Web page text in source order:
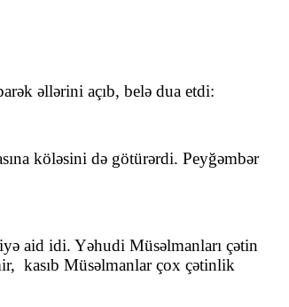
əllərini açıb, belə dua etdi:
köləsini də götürərdi. Peyğəmbər
aid idi. Yəhudi Müsəlmanları çətin
kasıb Müsəlmanlar çox çətinlik